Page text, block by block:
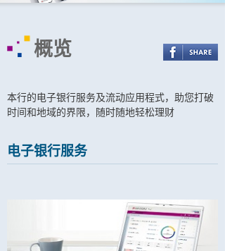
概览
本行的电子银行服务及流动应用程式，助您打破
时间和地域的界限，随时随地轻松理财
电子银行服务